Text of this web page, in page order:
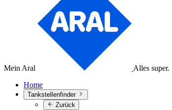
Mein Aral
Alles super.
Home
Tankstellenfinder
Zurück